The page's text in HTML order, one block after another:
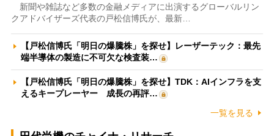
新聞や雑誌など多数の金融メディアに出演するグローバルリン
クアドバイザーズ代表の戸松信博氏が、最新…
【戸松信博氏「明日の爆騰株」を探せ】レーザーテック：最先
端半導体の製造に不可欠な検査装…
【戸松信博氏「明日の爆騰株」を探せ】TDK：AIインフラを支
えるキープレーヤー 成長の再評…
一覧を見る